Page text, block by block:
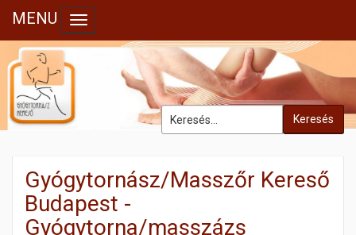
Keresés
MENU Toggle navigation
Gyógytornász/Masszőr Kereső
Budapest -
Gyógytorna/masszázs